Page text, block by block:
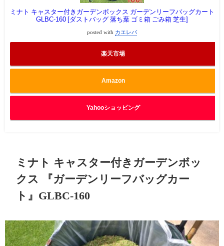
ミナト キャスター付きガーデンボックス ガーデンリーフバッグカート
GLBC-160 [ダストバッグ 落ち葉 ゴミ箱 ごみ箱 芝生]
posted with カエレバ
楽天市場
Amazon
Yahooショッピング
ミナト キャスター付きガーデンボッ
クス 『ガーデンリーフバッグカー
ト』GLBC-160